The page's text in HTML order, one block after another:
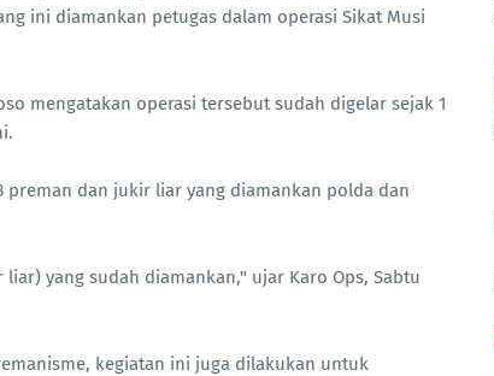
ini diamankan petugas dalam operasi Sikat Musi
mengatakan operasi tersebut sudah digelar sejak 1
preman dan jukir liar yang diamankan polda dan
yang sudah diamankan," ujar Karo Ops, Sabtu
kegiatan ini juga dilakukan untuk